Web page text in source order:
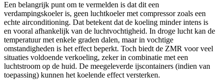
Een belangrijk punt om te vermelden is dat dit een
verdampingskoeler is, geen luchtkoeler met compressor zoals een
echte airconditioning. Dat betekent dat de koeling minder intens is
en vooral afhankelijk van de luchtvochtigheid. In droge lucht kan de
temperatuur met enkele graden dalen, maar in vochtige
omstandigheden is het effect beperkt. Toch biedt de ZMR voor veel
situaties voldoende verkoeling, zeker in combinatie met een
luchtstroom op de huid. De meegeleverde ijscontainers (indien van
toepassing) kunnen het koelende effect versterken.